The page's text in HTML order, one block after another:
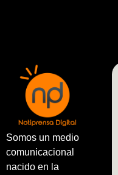
Somos un medio
comunicacional
nacido en la